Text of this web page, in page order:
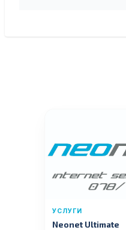
УСЛУГИ
Neonet Ultimate